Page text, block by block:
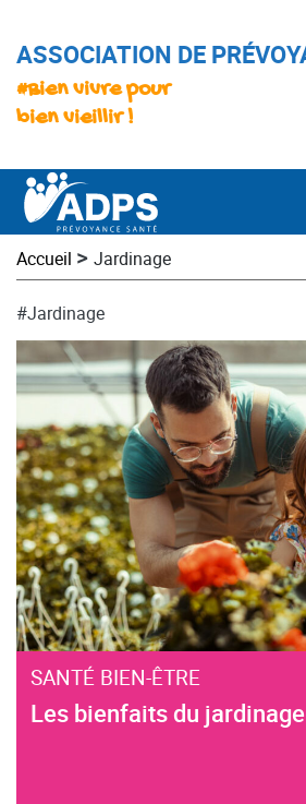
ASSOCIATION DE
#Bien vivre pour
bien vieillir !
Accueil > Jardinage
#Jardinage
SANTÉ BIEN-ÊTRE
Les bienfaits du jardinage